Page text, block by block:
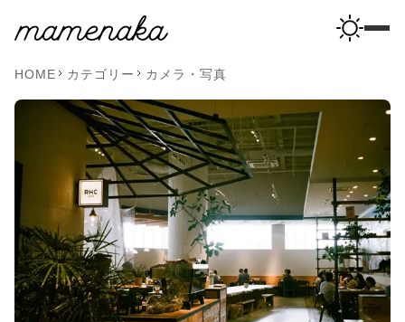
HOME カテゴリー カメラ・写真